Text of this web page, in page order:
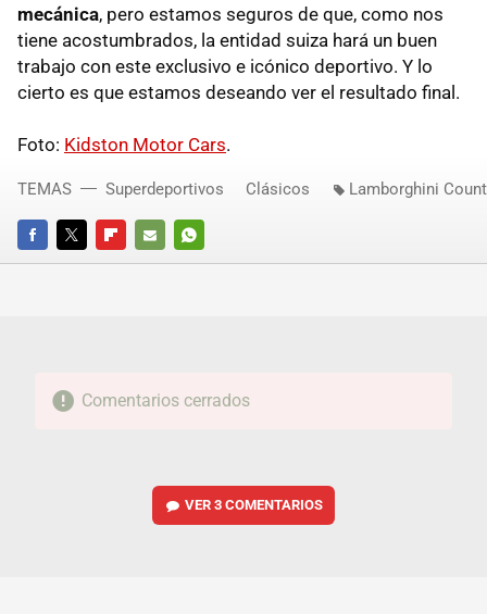
mecánica, pero estamos seguros de que, como nos
tiene acostumbrados, la entidad suiza hará un buen
trabajo con este exclusivo e icónico deportivo. Y lo
cierto es que estamos deseando ver el resultado final.
Foto: Kidston Motor Cars.
FACEBOOKTWITTERFLIPBOARD
E-
WHATSAPP
TEMAS Superdeportivos Clásicos Lamborghini
Comentarios cerrados
VER3 COMENTARIOS